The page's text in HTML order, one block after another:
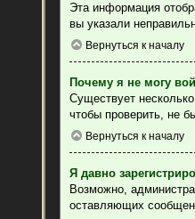
Эта информация
вы указали
Вернуться к началу
Почему я не могу
Существует
чтобы проверить, не
Вернуться к началу
Я давно
Возможно,
оставляющих